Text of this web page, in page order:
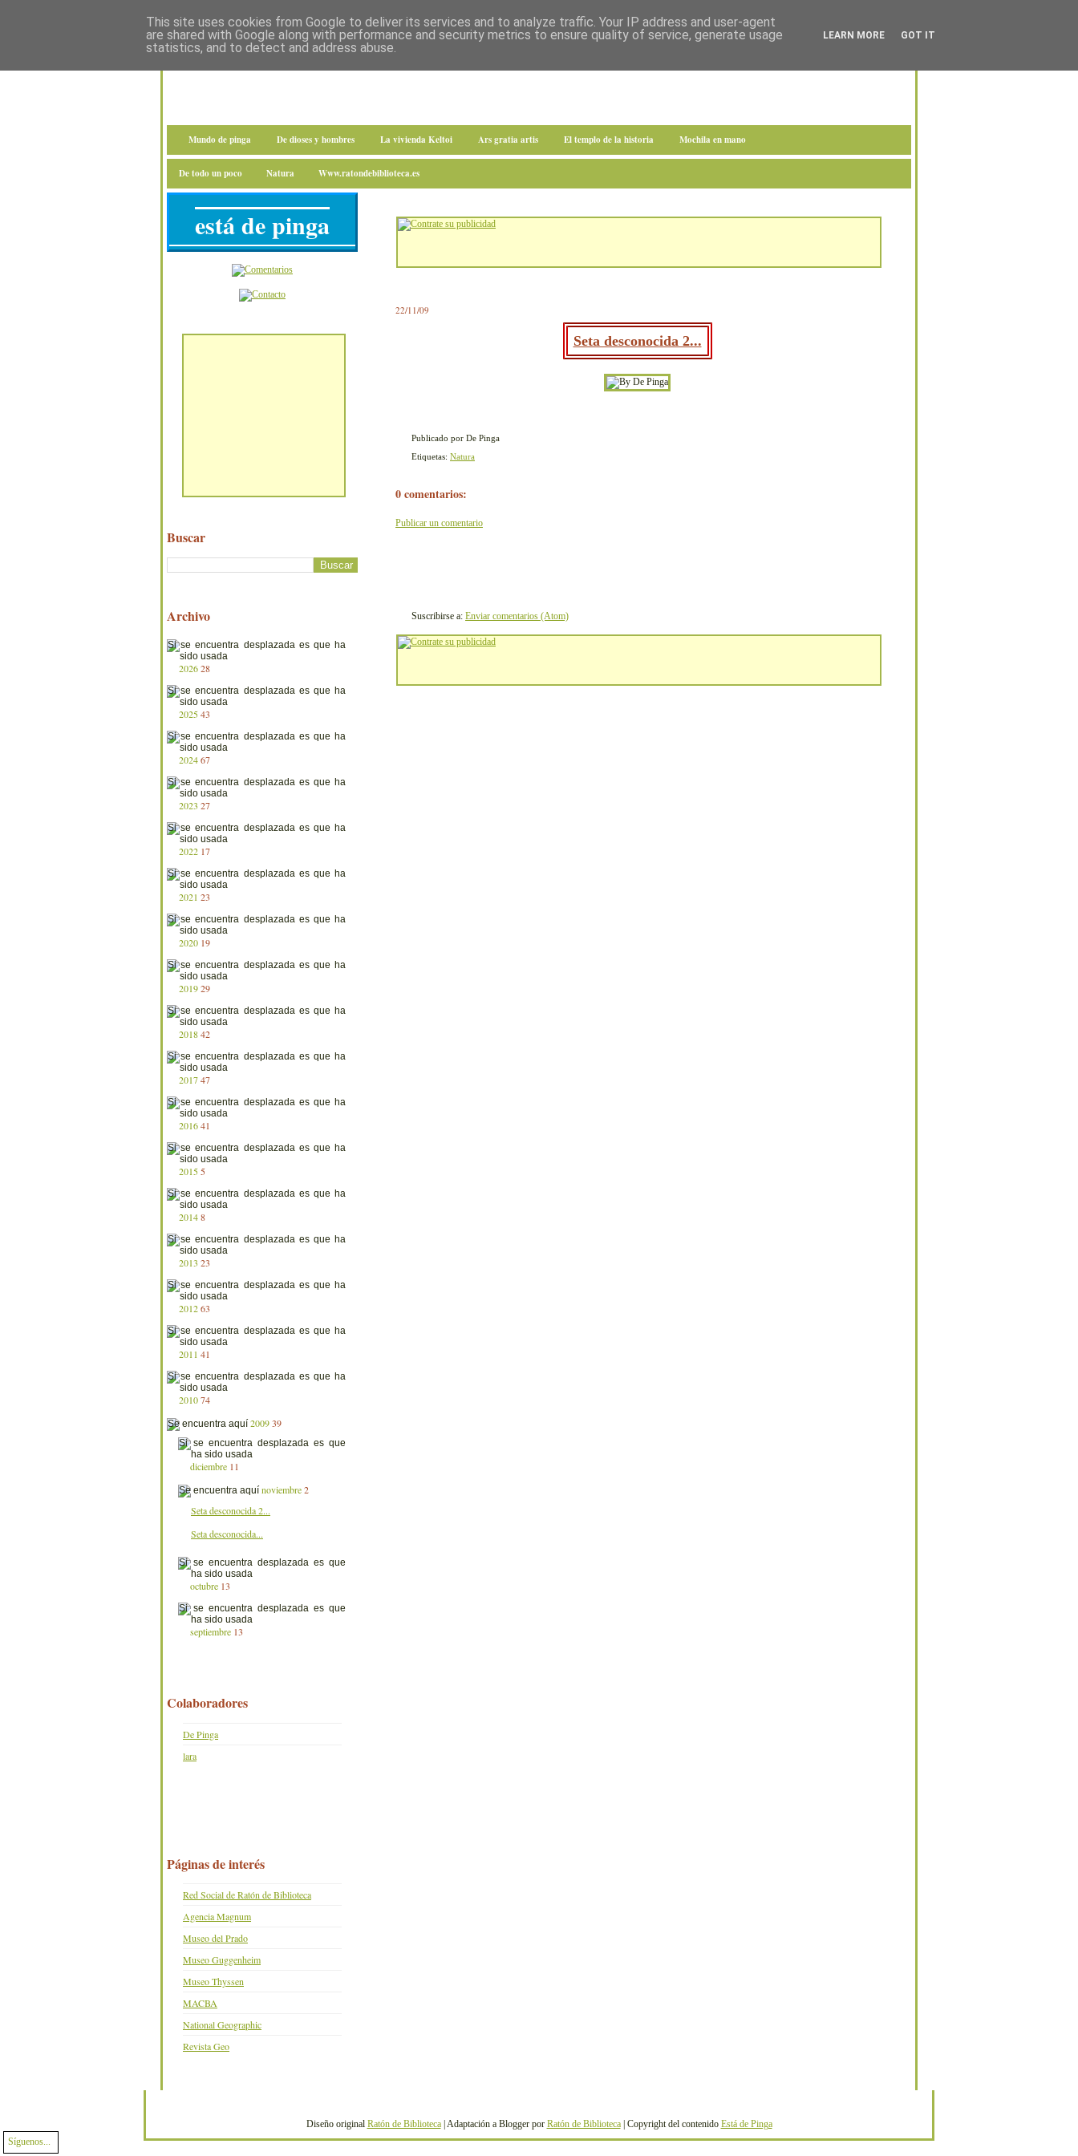
Mundo de pinga De dioses y hombres La vivienda Keltoi Ars gratia artis El templo de la historia Mochila en mano
De todo un poco Natura Www.ratondebiblioteca.es
22/11/09
Seta desconocida 2...
Publicado por De Pinga
Etiquetas: Natura
0 comentarios:
Publicar un comentario
Suscribirse a: Enviar comentarios (Atom)
está de pinga
Buscar
Archivo
202628
202543
202467
2023 27
2022 17
2021 23
2020 19
201929
201842
201747
201641
2015 5
20148
2013 23
201263
2011 41
201074
200939
diciembre 11
noviembre 2
Seta desconocida 2...
Seta desconocida...
octubre 13
septiembre 13
Colaboradores
De Pinga
lara
Páginas de interés
Red Social de Ratón de Biblioteca
Agencia Magnum
Museo del Prado
Museo Guggenheim
Museo Thyssen
MACBA
National Geographic
Revista Geo
Diseño original Ratón de Biblioteca| Adaptación a Blogger por Ratón de Biblioteca| Copyright del contenido Está de Pinga
Síguenos...
This site uses cookies from Google to deliver its services and to analyze traffic. Your IP address and user-agent
are shared with Google along with performance and security metrics to ensure quality of service, generate usage
statistics, and to detect and address abuse.
LEARN MORE GOT IT